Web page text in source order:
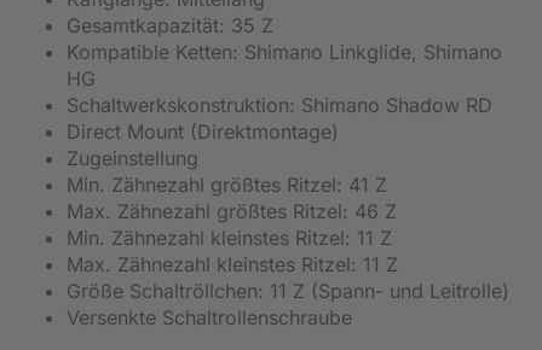
Gesamtkapazität: 35 Z
Kompatible Ketten: Shimano Linkglide, Shimano
HG
Schaltwerkskonstruktion: Shimano Shadow RD
Direct Mount (Direktmontage)
Zugeinstellung
Min. Zähnezahl größtes Ritzel: 41 Z
Max. Zähnezahl größtes Ritzel: 46 Z
Min. Zähnezahl kleinstes Ritzel: 11 Z
Max. Zähnezahl kleinstes Ritzel: 11 Z
Größe Schaltröllchen: 11 Z (Spann- und Leitrolle)
Versenkte Schaltrollenschraube